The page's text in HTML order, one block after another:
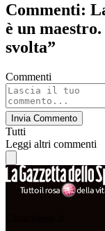
Commenti:
è un
svolta”
Commenti
Invia Commento
Tutti
Leggi altri commenti